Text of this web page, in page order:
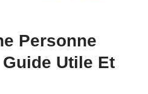
Personne
Utile Et